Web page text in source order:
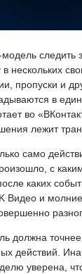
следить
нескольких
пропуски и
в
во
лежит
само
с
каких
Видео и
должна точнее
действий.
уверена,